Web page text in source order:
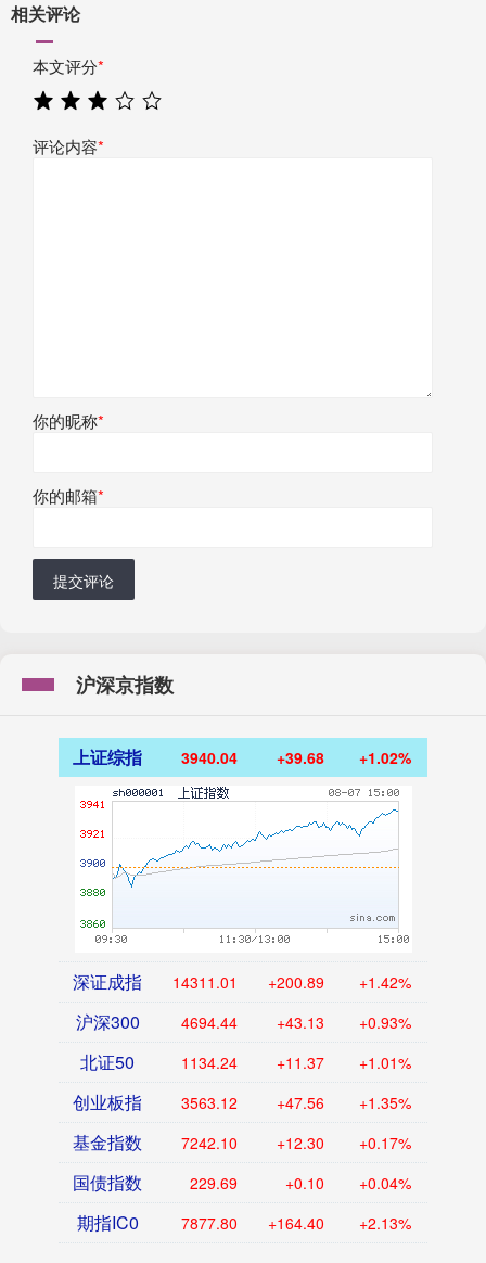
相关评论
本文评分*
评论内容*
你的昵称*
你的邮箱*
提交评论
沪深京指数
上证综指 3940.04 +39.68 +1.02%
深证成指 14311.01 +200.89 +1.42%
沪深300 4694.44 +43.13 +0.93%
北证50 1134.24 +11.37 +1.01%
创业板指 3563.12 +47.56 +1.35%
基金指数 7242.10 +12.30 +0.17%
国债指数 229.69 +0.10 +0.04%
期指IC0 7877.80 +164.40 +2.13%